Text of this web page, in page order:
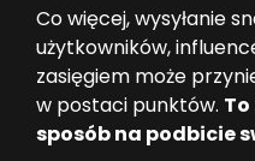
Co więcej, wysyłanie
użytkowników,
zasięgiem może
w postaci punktów.
sposób na podbicie